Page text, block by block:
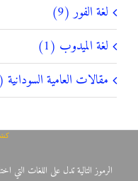
لغة الفور (9)
لغة الميدوب (1)
مقالات العامية السودانية (57)
الرموز التالية تدل على اللغات التي